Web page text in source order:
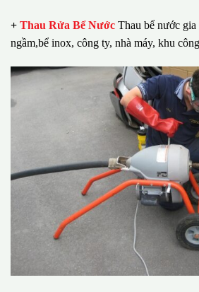
+ Thau Rửa Bể Nước Thau bể nước
ngầm,bể inox, công ty, nhà máy, khu